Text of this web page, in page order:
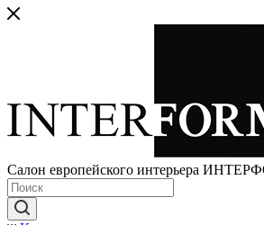
Салон европейского интерьера